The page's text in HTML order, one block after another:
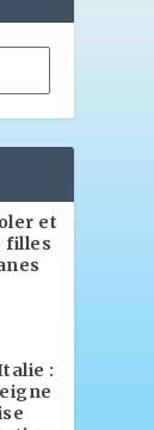
et
filles
: